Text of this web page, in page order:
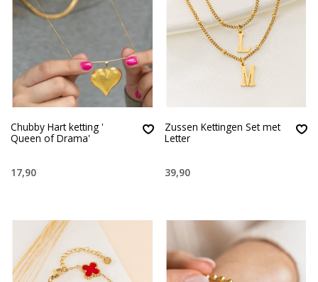
Chubby Hart ketting '
Queen of Drama'
17,90
Zussen Kettingen Set met
Letter
39,90